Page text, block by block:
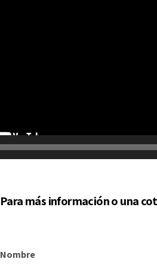
Para más información o una
Nombre